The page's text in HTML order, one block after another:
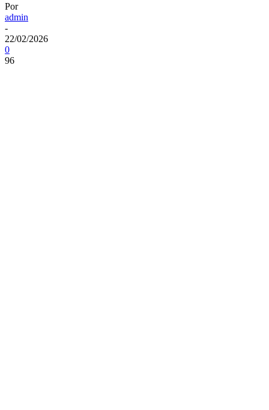
Por
admin
-
22/02/2026
0
96